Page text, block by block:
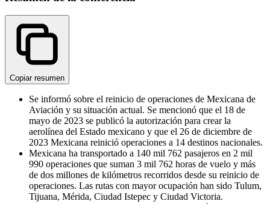
Copiar resumen
Se informó sobre el reinicio de operaciones de Mexicana de
Aviación y su situación actual. Se mencionó que el 18 de
mayo de 2023 se publicó la autorización para crear la
aerolínea del Estado mexicano y que el 26 de diciembre de
2023 Mexicana reinició operaciones a 14 destinos nacionales.
Mexicana ha transportado a 140 mil 762 pasajeros en 2 mil
990 operaciones que suman 3 mil 762 horas de vuelo y más
de dos millones de kilómetros recorridos desde su reinicio de
operaciones. Las rutas con mayor ocupación han sido Tulum,
Tijuana, Mérida, Ciudad Istepec y Ciudad Victoria.